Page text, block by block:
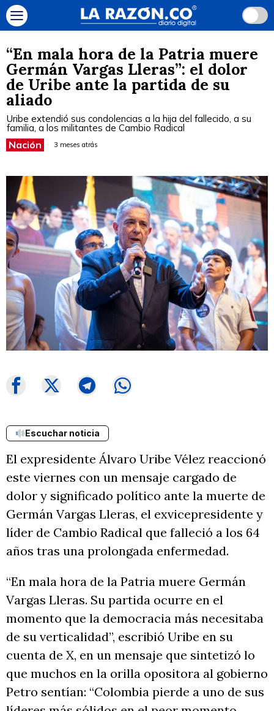
“En mala hora de la Patria muere
Germán Vargas Lleras”: el dolor
de Uribe ante la partida de su
aliado
Uribe extendió sus condolencias a la hija del fallecido, a su
familia, a los militantes de Cambio Radical
Nación 3 meses atrás
Escuchar noticia
El expresidente Álvaro Uribe Vélez reaccionó
este viernes con un mensaje cargado de
dolor y significado político ante la muerte de
Germán Vargas Lleras, el exvicepresidente y
líder de Cambio Radical que falleció a los 64
años tras una prolongada enfermedad.
“En mala hora de la Patria muere Germán
Vargas Lleras. Su partida ocurre en el
momento que la democracia más necesitaba
de su verticalidad”, escribió Uribe en su
cuenta de X, en un mensaje que sintetizó lo
que muchos en la orilla opositora al gobierno
Petro sentían: “Colombia pierde a uno de sus